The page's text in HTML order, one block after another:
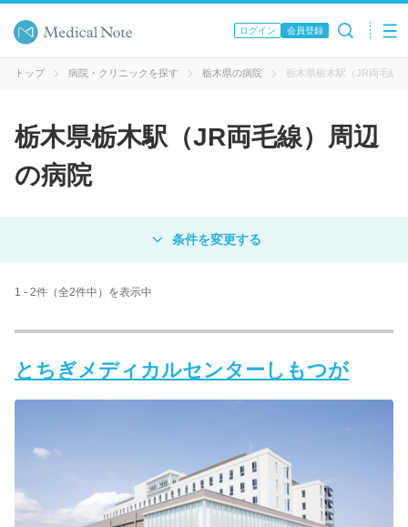
ログイン 会員登録
トップ 病院・クリニックを探す 栃木県の病院 栃木県栃木駅（JR両毛線
栃木県栃木駅（JR両毛線）周辺
の病院
病院 クリニック
病名 / 診療科目
1 - 2件（全2件中）を表示中
とちぎメディカルセンターしもつが